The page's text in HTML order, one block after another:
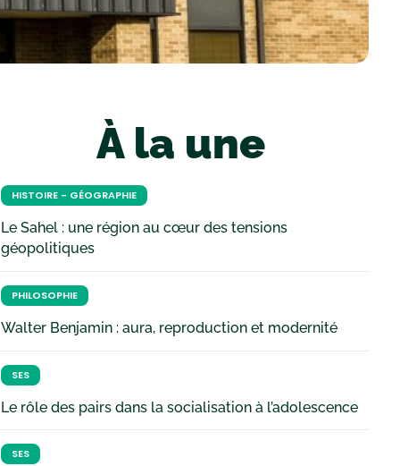
À la une
HISTOIRE - GÉOGRAPHIE
Le Sahel : une région au cœur des tensions
géopolitiques
PHILOSOPHIE
Walter Benjamin : aura, reproduction et modernité
SES
Le rôle des pairs dans la socialisation à l’adolescence
SES